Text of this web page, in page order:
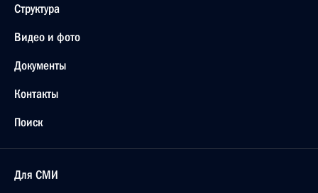
Структура
Видео и фото
Документы
Контакты
Поиск
Для СМИ